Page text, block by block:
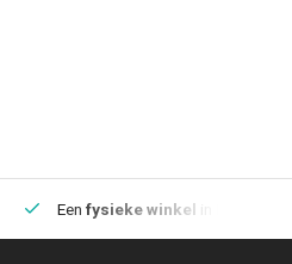
Een fysieke winkel